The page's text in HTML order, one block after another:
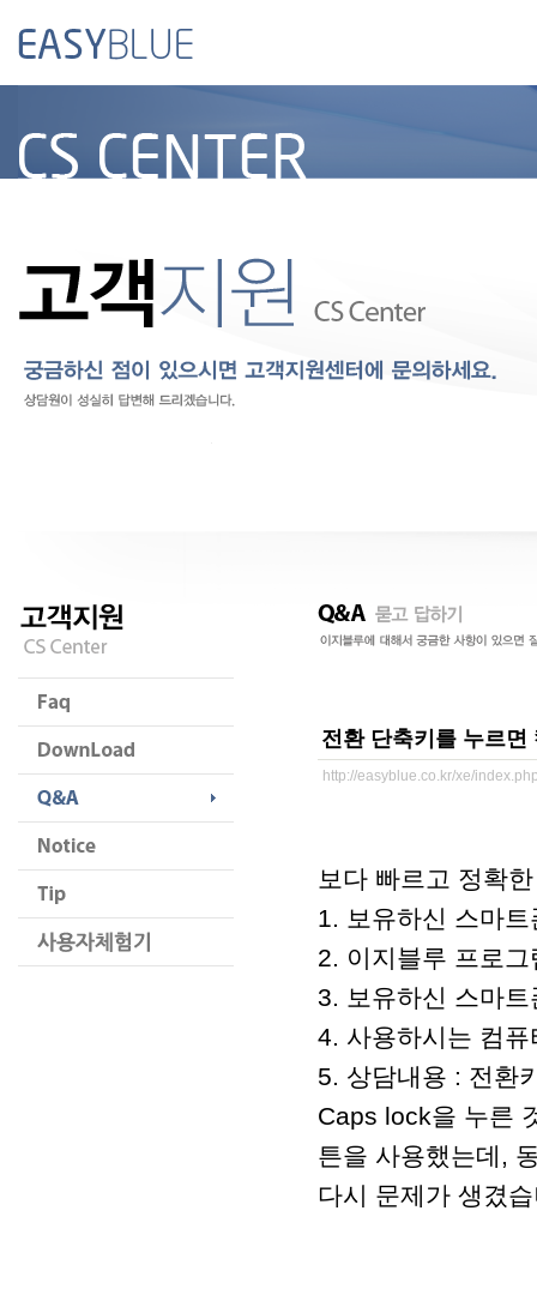
전환 단축키를 누르면
http://easyblue.co.kr/xe/
보다 빠르고 정확
1. 보유하신 스마
2. 이지블루 프로
3. 보유하신 스마
4. 사용하시는 컴
5. 상담내용 : 전환
Caps lock을 누른
튼을 사용했는데,
다시 문제가 생겼